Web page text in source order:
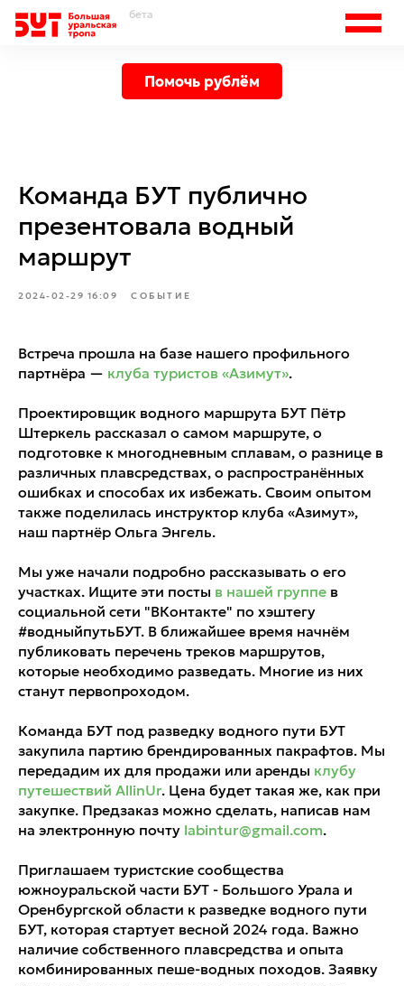
бета
Помочь рублём
Команда БУТ публично
презентовала водный
маршрут
2024-02-29 16:09 СОБЫТИЕ
Встреча прошла на базе нашего профильного
партнёра — клуба туристов «Азимут».
Проектировщик водного маршрута БУТ Пётр
Штеркель рассказал о самом маршруте, о
подготовке к многодневным сплавам, о разнице в
различных плавсредствах, о распространённых
ошибках и способах их избежать. Своим опытом
также поделилась инструктор клуба «Азимут»,
наш партнёр Ольга Энгель.
Мы уже начали подробно рассказывать о его
участках. Ищите эти посты в нашей группе в
социальной сети "ВКонтакте" по хэштегу
#водныйпутьБУТ. В ближайшее время начнём
публиковать перечень треков маршрутов,
которые необходимо разведать. Многие из них
станут первопроходом.
Команда БУТ под разведку водного пути БУТ
закупила партию брендированных пакрафтов. Мы
передадим их для продажи или аренды клубу
путешествий AllinUr. Цена будет такая же, как при
закупке. Предзаказ можно сделать, написав нам
на электронную почту labintur@gmail.com.
Приглашаем туристские сообщества
южноуральской части БУТ - Большого Урала и
Оренбургской области к разведке водного пути
БУТ, которая стартует весной 2024 года. Важно
наличие собственного плавсредства и опыта
комбинированных пеше-водных походов. Заявку